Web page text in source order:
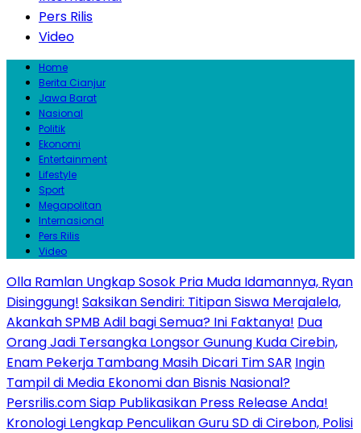
Pers Rilis
Video
Home
Berita Cianjur
Jawa Barat
Nasional
Politik
Ekonomi
Entertainment
Lifestyle
Sport
Megapolitan
Internasional
Pers Rilis
Video
Olla Ramlan Ungkap Sosok Pria Muda Idamannya, Ryan
Disinggung! Saksikan Sendiri: Titipan Siswa Merajalela,
Akankah SPMB Adil bagi Semua? Ini Faktanya! Dua
Orang Jadi Tersangka Longsor Gunung Kuda Cirebin,
Enam Pekerja Tambang Masih Dicari Tim SAR Ingin
Tampil di Media Ekonomi dan Bisnis Nasional?
Persrilis.com Siap Publikasikan Press Release Anda!
Kronologi Lengkap Penculikan Guru SD di Cirebon, Polisi